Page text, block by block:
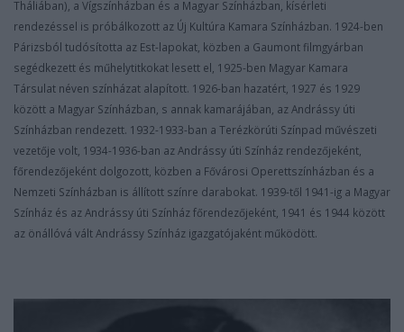
Tháliában), a Vígszínházban és a Magyar Színházban, kísérleti
rendezéssel is próbálkozott az Új Kultúra Kamara Színházban. 1924-ben
Párizsból tudósította az Est-lapokat, közben a Gaumont filmgyárban
segédkezett és műhelytitkokat lesett el, 1925-ben Magyar Kamara
Társulat néven színházat alapított. 1926-ban hazatért, 1927 és 1929
között a Magyar Színházban, s annak kamarájában, az Andrássy úti
Színházban rendezett. 1932-1933-ban a Terézkörúti Színpad művészeti
vezetője volt, 1934-1936-ban az Andrássy úti Színház rendezőjeként,
főrendezőjeként dolgozott, közben a Fővárosi Operettszínházban és a
Nemzeti Színházban is állított színre darabokat. 1939-től 1941-ig a Magyar
Színház és az Andrássy úti Színház főrendezőjeként, 1941 és 1944 között
az önállóvá vált Andrássy Színház igazgatójaként működött.